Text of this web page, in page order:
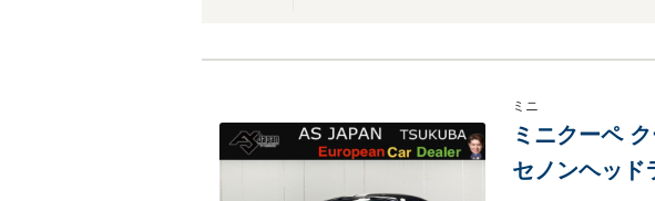
ミニ
ミニクーペ
セノンヘッド